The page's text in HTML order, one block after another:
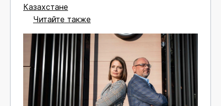
Казахстане
Читайте также